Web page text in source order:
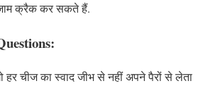
क्रैक कर सकते हैं.
हर चीज का स्वाद जीभ से नहीं अपने पैरों से लेता